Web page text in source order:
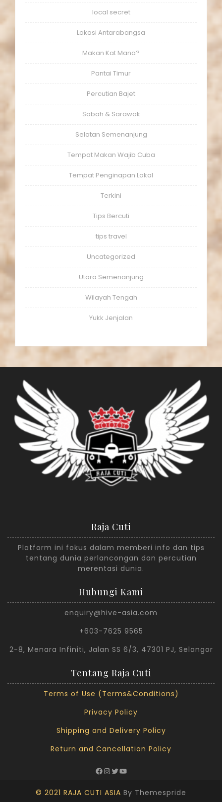
local secret
Lokasi Antarabangsa
Makan Kat Mana?
Pantai Timur
Percutian Bajet
Sabah & Sarawak
Selatan Semenanjung
Tempat Makan Wajib Cuba
Tempat Penginapan Lokal
Terkini
Tips Bercuti
tips travel
Uncategorized
Utara Semenanjung
Wilayah Tengah
Yukk Jenjalan
Raja Cuti
Platform ini fokus dalam memberi info dan tips
tentang dunia perlancongan dan percutian
merentasi dunia.
Hubungi Kami
enquiry@hive-asia.com
+603-7625 9565
2-8, Menara Infiniti, Jalan SS 6/3, 47301 PJ, Selangor
Tentang Raja Cuti
Terms of Use (Terms&Conditions)
Privacy Policy
Shipping and Delivery Policy
Return and Cancellation Policy
© 2021 RAJA CUTI ASIA By Themespride